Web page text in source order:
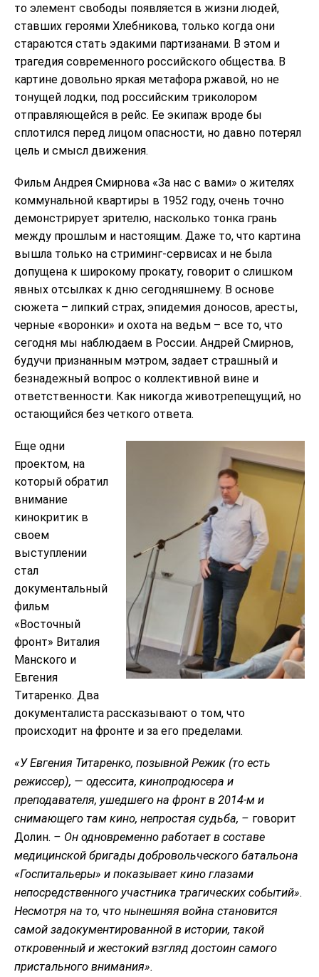
то элемент свободы появляется в жизни людей,
ставших героями Хлебникова, только когда они
стараются стать эдакими партизанами. В этом и
трагедия современного российского общества. В
картине довольно яркая метафора ржавой, но не
тонущей лодки, под российским триколором
отправляющейся в рейс. Ее экипаж вроде бы
сплотился перед лицом опасности, но давно потерял
цель и смысл движения.
Фильм Андрея Смирнова «За нас с вами» о жителях
коммунальной квартиры в 1952 году, очень точно
демонстрирует зрителю, насколько тонка грань
между прошлым и настоящим. Даже то, что картина
вышла только на стриминг-сервисах и не была
допущена к широкому прокату, говорит о слишком
явных отсылках к дню сегодняшнему. В основе
сюжета – липкий страх, эпидемия доносов, аресты,
черные «воронки» и охота на ведьм – все то, что
сегодня мы наблюдаем в России. Андрей Смирнов,
будучи признанным мэтром, задает страшный и
безнадежный вопрос о коллективной вине и
ответственности. Как никогда животрепещущий, но
остающийся без четкого ответа.
Еще одни
проектом, на
который обратил
внимание
кинокритик в
своем
выступлении
стал
документальный
фильм
«Восточный
фронт» Виталия
Манского и
Евгения
Титаренко. Два
документалиста рассказывают о том, что
происходит на фронте и за его пределами.
«У Евгения Титаренко, позывной Режик (то есть
режиссер), — одессита, кинопродюсера и
преподавателя, ушедшего на фронт в 2014-м и
снимающего там кино, непростая судьба, – говорит
Долин. – Он одновременно работает в составе
медицинской бригады добровольческого батальона
«Госпитальеры» и показывает кино глазами
непосредственного участника трагических событий».
Несмотря на то, что нынешняя война становится
самой задокументированной в истории, такой
откровенный и жестокий взгляд достоин самого
пристального внимания».